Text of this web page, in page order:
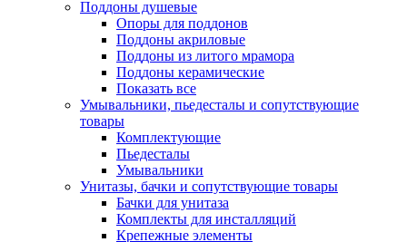
Поддоны душевые
Опоры для поддонов
Поддоны акриловые
Поддоны из литого мрамора
Поддоны керамические
Показать все
Умывальники, пьедесталы и сопутствующие
товары
Комплектующие
Пьедесталы
Умывальники
Унитазы, бачки и сопутствующие товары
Бачки для унитаза
Комплекты для инсталляций
Крепежные элементы